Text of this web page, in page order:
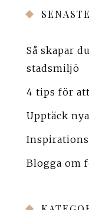
Så skapar
stadsmiljö
4 tips för
Upptäck
Blogga om